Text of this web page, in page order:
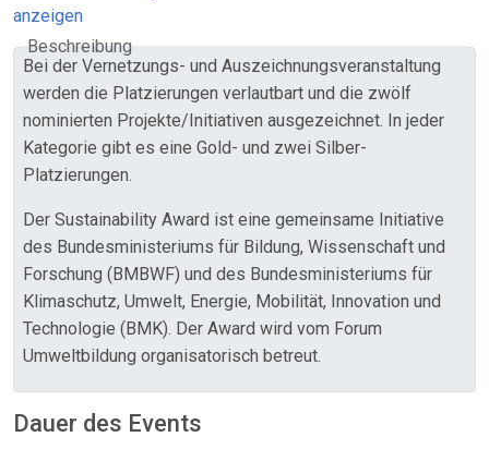
anzeigen
Beschreibung
Bei der Vernetzungs- und Auszeichnungsveranstaltung
werden die Platzierungen verlautbart und die zwölf
nominierten Projekte/Initiativen ausgezeichnet. In jeder
Kategorie gibt es eine Gold- und zwei Silber-
Platzierungen.
Der Sustainability Award ist eine gemeinsame Initiative
des Bundesministeriums für Bildung, Wissenschaft und
Forschung (BMBWF) und des Bundesministeriums für
Klimaschutz, Umwelt, Energie, Mobilität, Innovation und
Technologie (BMK). Der Award wird vom Forum
Umweltbildung organisatorisch betreut.
Dauer des Events